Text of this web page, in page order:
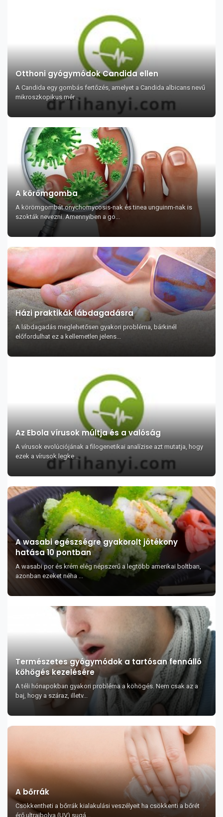
Otthoni gyógymódok Candida ellen
A Candida egy gombás fertőzés, amelyet a Candida albicans nevű
mikroszkopikus mér...
A körömgomba
A körömgombát onychomycosis-nak és tinea unguinm-nak is
szokták nevezni. Amennyiben a go...
Házi praktikák lábdagadásra
A lábdagadás meglehetősen gyakori probléma, bárkinél
előfordulhat ez a kellemetlen jelens...
Az Ebola vírusok múltja és a valóság
A vírusok evolúciójának a filogenetikai analízise azt mutatja, hogy
ezek a vírusok legke...
A wasabi egészségre gyakorolt jótékony
hatása 10 pontban
A wasabi por és krém elég népszerű a legtöbb amerikai boltban,
azonban ezeket néha ...
Természetes gyógymódok a tartósan fennálló
köhögés kezelésére
A téli hónapokban gyakori probléma a köhögés. Nem csak az a
baj, hogy a száraz, illetv...
A bőrrák
Csökkentheti a bőrrák kialakulási veszélyeit ha csökkenti a bőrét
érő ultraibolya (UV) sugá...